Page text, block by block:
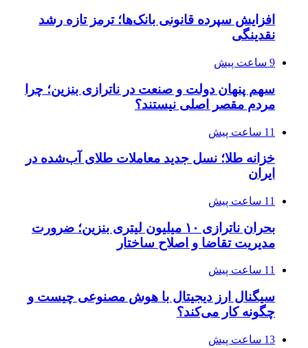
افزایش سپرده قانونی بانک‌ها؛ ترمز تازه رشد
نقدینگی
9 ساعت پیش
سهم پنهان دولت و صنعت در ناترازی بنزین؛ چرا
مردم مقصر اصلی نیستند؟
11 ساعت پیش
خزانه طلا؛ نسل جدید معاملات طلای آب‌شده در
ایران
11 ساعت پیش
بحران ناترازی ۱۰ میلیون لیتری بنزین؛ ضرورت
مدیریت تقاضا و اصلاح ساختار
11 ساعت پیش
سیگنال ارز دیجیتال با هوش مصنوعی چیست و
چگونه کار می‌کند؟
13 ساعت پیش